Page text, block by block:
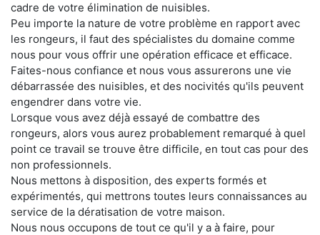
cadre de votre élimination de nuisibles.
Peu importe la nature de votre problème en rapport avec
les rongeurs, il faut des spécialistes du domaine comme
nous pour vous offrir une opération efficace et efficace.
Faites-nous confiance et nous vous assurerons une vie
débarrassée des nuisibles, et des nocivités qu'ils peuvent
engendrer dans votre vie.
Lorsque vous avez déjà essayé de combattre des
rongeurs, alors vous aurez probablement remarqué à quel
point ce travail se trouve être difficile, en tout cas pour des
non professionnels.
Nous mettons à disposition, des experts formés et
expérimentés, qui mettrons toutes leurs connaissances au
service de la dératisation de votre maison.
Nous nous occupons de tout ce qu'il y a à faire, pour